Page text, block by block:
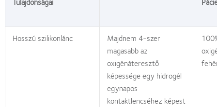
Hosszú szilikonlánc
Majdnem 4-szer
magasabb az
oxigénáteresztő
képessége egy hidrogél
egynapos
kontaktlencséhez képest